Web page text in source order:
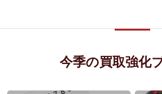
今季の買取強化